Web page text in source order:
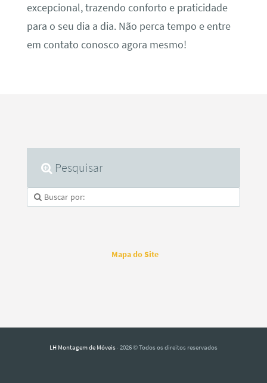
excepcional, trazendo conforto e praticidade
para o seu dia a dia. Não perca tempo e entre
em contato conosco agora mesmo!
Pesquisar
Mapa do Site
LH Montagem de Móveis · 2026 © Todos os direitos reservados